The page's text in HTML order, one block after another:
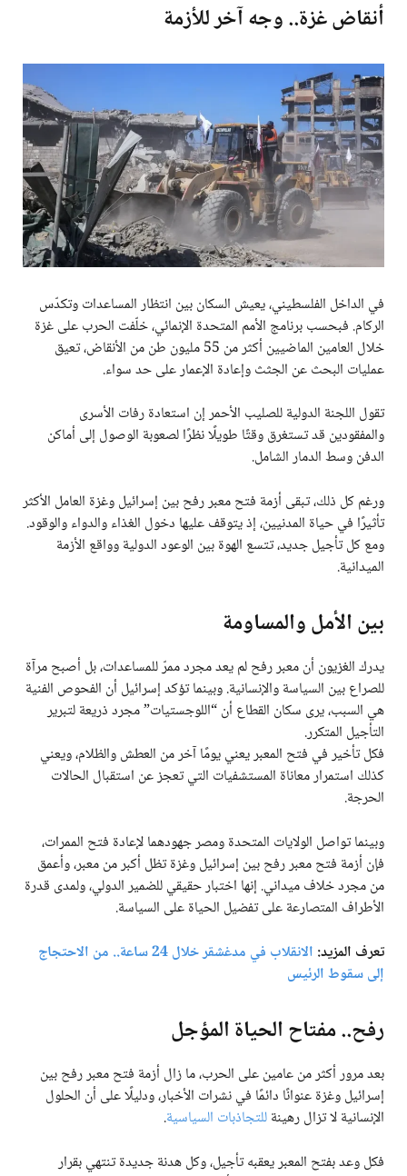
أنقاض غزة.. وجه آخر للأزمة
في الداخل الفلسطيني، يعيش السكان بين انتظار المساعدات وتكدّس
الركام. فبحسب برنامج الأمم المتحدة الإنمائي، خلّفت الحرب على غزة
خلال العامين الماضيين أكثر من 55 مليون طن من الأنقاض، تعيق
عمليات البحث عن الجثث وإعادة الإعمار على حد سواء.
تقول اللجنة الدولية للصليب الأحمر إن استعادة رفات الأسرى
والمفقودين قد تستغرق وقتًا طويلًا نظرًا لصعوبة الوصول إلى أماكن
الدفن وسط الدمار الشامل.
ورغم كل ذلك، تبقى أزمة فتح معبر رفح بين إسرائيل وغزة العامل الأكثر
تأثيرًا في حياة المدنيين، إذ يتوقف عليها دخول الغذاء والدواء والوقود.
ومع كل تأجيل جديد، تتسع الهوة بين الوعود الدولية وواقع الأزمة
الميدانية.
بين الأمل والمساومة
يدرك الغزيون أن معبر رفح لم يعد مجرد ممرّ للمساعدات، بل أصبح مرآة
للصراع بين السياسة والإنسانية. وبينما تؤكد إسرائيل أن الفحوص الفنية
هي السبب، يرى سكان القطاع أن “اللوجستيات” مجرد ذريعة لتبرير
التأجيل المتكرر.
فكل تأخير في فتح المعبر يعني يومًا آخر من العطش والظلام، ويعني
كذلك استمرار معاناة المستشفيات التي تعجز عن استقبال الحالات
الحرجة.
وبينما تواصل الولايات المتحدة ومصر جهودهما لإعادة فتح الممرات،
فإن أزمة فتح معبر رفح بين إسرائيل وغزة تظل أكبر من معبر، وأعمق
من مجرد خلاف ميداني. إنها اختبار حقيقي للضمير الدولي، ولمدى قدرة
الأطراف المتصارعة على تفضيل الحياة على السياسة.
تعرف المزيد:
الانقلاب في مدغشقر خلال 24 ساعة.. من الاحتجاج
إلى سقوط الرئيس
رفح.. مفتاح الحياة المؤجل
بعد مرور أكثر من عامين على الحرب، ما زال أزمة فتح معبر رفح بين
إسرائيل وغزة عنوانًا دائمًا في نشرات الأخبار، ودليلًا على أن الحلول
الإنسانية لا تزال رهينةللتجاذبات السياسية.
فكل وعد بفتح المعبر يعقبه تأجيل، وكل هدنة جديدة تنتهي بقرار